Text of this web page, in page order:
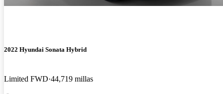
2022 Hyundai Sonata Hybrid
Limited FWD 44,719 millas